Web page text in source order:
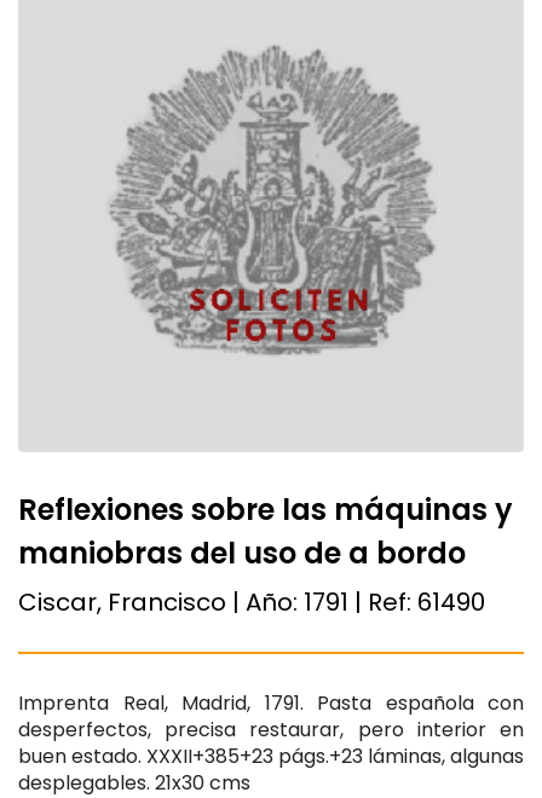
Reflexiones sobre las máquinas y
maniobras del uso de a bordo
Ciscar, Francisco | Año: 1791 | Ref: 61490
Imprenta Real, Madrid, 1791. Pasta española con
desperfectos, precisa restaurar, pero interior en
buen estado. XXXII+385+23 págs.+23 láminas, algunas
desplegables. 21x30 cms